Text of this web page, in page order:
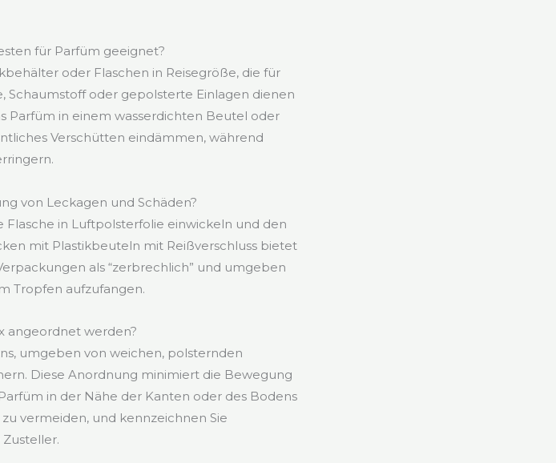
für Parfüm geeignet?
oder Flaschen in Reisegröße, die für
Schaumstoff oder gepolsterte Einlagen dienen
Parfüm in einem wasserdichten Beutel oder
Verschütten eindämmen, während
von Leckagen und Schäden?
Flasche in Luftpolsterfolie einwickeln und den
mit Plastikbeuteln mit Reißverschluss bietet
als “zerbrechlich” und umgeben
Tropfen aufzufangen.
angeordnet werden?
umgeben von weichen, polsternden
Diese Anordnung minimiert die Bewegung
in der Nähe der Kanten oder des Bodens
vermeiden, und kennzeichnen Sie